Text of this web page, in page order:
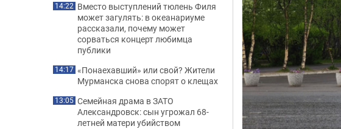
14:22 Вместо выступлений тюлень Филя
может загулять: в океанариуме
рассказали, почему может
сорваться концерт любимца
публики
14:17 «Понаехавший» или свой? Жители
Мурманска снова спорят о клещах
13:05 Семейная драма в ЗАТО
Александровск: сын угрожал 68-
летней матери убийством